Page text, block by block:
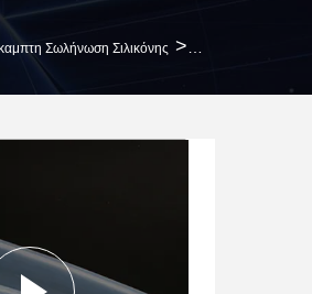
Σωλήνωση Σιλικόνης >